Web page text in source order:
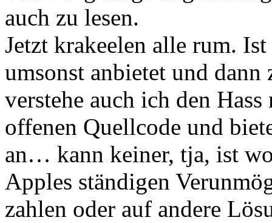
auch zu lesen.
Jetzt krakeelen alle rum.
umsonst anbietet und
verstehe auch ich den
offenen Quellcode und
an… kann keiner, tja, ist
Apples ständigen
zahlen oder auf andere